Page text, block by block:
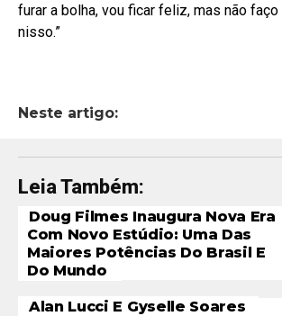
furar a bolha, vou ficar feliz, mas não
nisso.”
Neste artigo:
Leia Também:
Doug Filmes Inaugura Nova Era
Com Novo Estúdio: Uma Das
Maiores Potências Do Brasil E
Do Mundo
Alan Lucci E Gyselle Soares